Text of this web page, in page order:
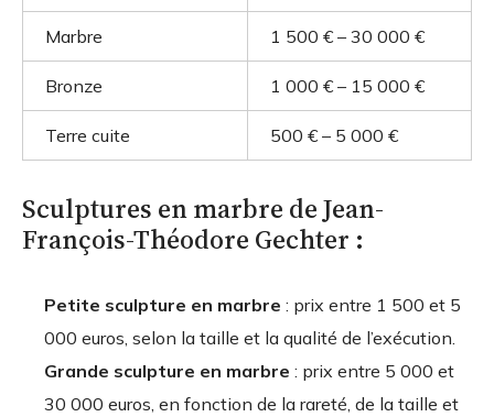
Marbre 1 500 € – 30 000 €
Bronze 1 000 € – 15 000 €
Terre cuite 500 € – 5 000 €
Sculptures en marbre de Jean-
François-Théodore Gechter :
Petite sculpture en marbre : prix entre 1 500 et 5
000 euros, selon la taille et la qualité de l’exécution.
Grande sculpture en marbre : prix entre 5 000 et
30 000 euros, en fonction de la rareté, de la taille et